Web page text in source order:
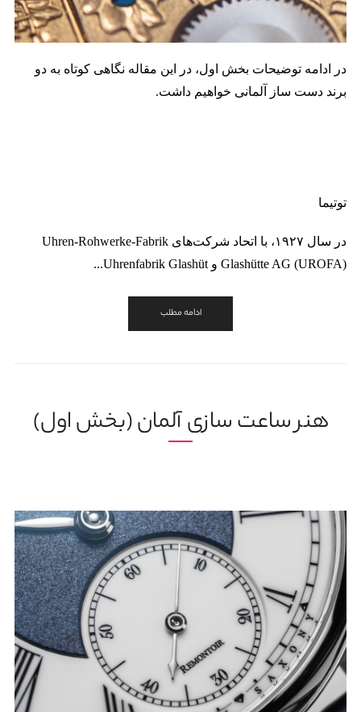
در ادامه توضیحات بخش اول، در این مقاله نگاهی کوتاه به دو
برند دست ساز آلمانی خواهیم داشت.
توتیما
در سال ۱۹۲۷، با اتحاد شرکت‌های Uhren-Rohwerke-Fabrik
Glashütte AG (UROFA) و Uhrenfabrik Glashüt...
ادامه مطلب
هنر ساعت سازی آلمان (بخش اول)